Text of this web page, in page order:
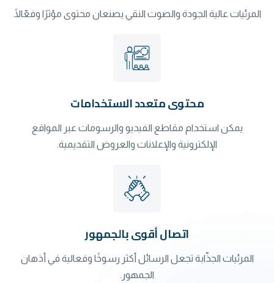
المرئيات عالية الجودة والصوت النقي يصنعان محتوى مؤثرًا وفعّالًا.
محتوى متعدد الاستخدامات
يمكن استخدام مقاطع الفيديو والرسومات عبر المواقع
الإلكترونية والإعلانات والعروض التقديمية.
اتصال أقوى بالجمهور
المرئيات الجذّابة تجعل الرسائل أكثر رسوخًا وفعالية في أذهان
الجمهور.